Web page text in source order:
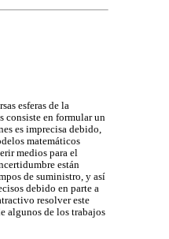
esferas de la
consiste en formular un
es imprecisa debido,
matemáticos
medios para el
están
de suministro, y así
debido en parte a
resolver este
algunos de los trabajos